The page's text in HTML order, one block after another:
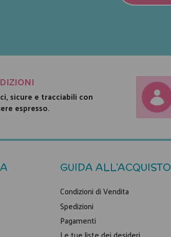
sicure e tracciabili con
espresso.
GUIDA ALL'ACQUISTO
Condizioni di Vendita
Spedizioni
Pagamenti